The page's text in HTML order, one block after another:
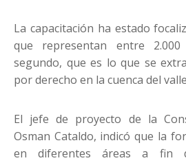
La capacitación ha estado
que representan entre
segundo, que es lo que se
por derecho en la cuenca del
El jefe de proyecto de la
Osman Cataldo, indicó que la
en diferentes áreas a fin